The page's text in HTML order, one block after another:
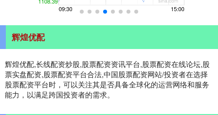
辉煌优配
辉煌优配,长线配资炒股,股票配资资讯平台,股票配资在线论坛,股
票实盘配资,股票配资平台合法,中国股票配资网站/投资者在选择
股票配资平台时，可以关注其是否具备全球化的运营网络和服务
能力，以满足跨国投资者的需求。